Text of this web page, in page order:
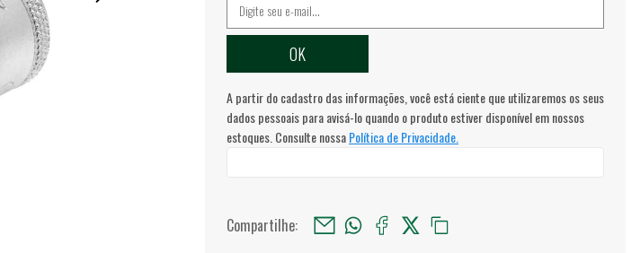
A partir do cadastro das informações, você está ciente que utilizaremos os seus
dados pessoais para avisá-lo quando o produto estiver disponível em nossos
estoques. Consulte nossaPolítica de Privacidade.
Compartilhe: